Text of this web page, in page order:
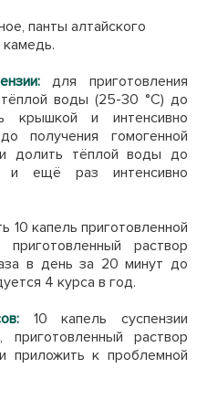
панты алтайского
камедь.
для приготовления
воды (25-30 °С) до
крышкой и интенсивно
получения гомогенной
долить тёплой воды до
и ещё раз интенсивно
10 капель приготовленной
раствор
в день за 20 минут до
4 курса в год.
10 капель суспензии
раствор
приложить к проблемной